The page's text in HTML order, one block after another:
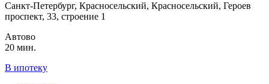
Санкт-Петербург, Красносельский, Красносельский, Героев
проспект, 33, строение 1
Автово
20 мин.
В ипотеку